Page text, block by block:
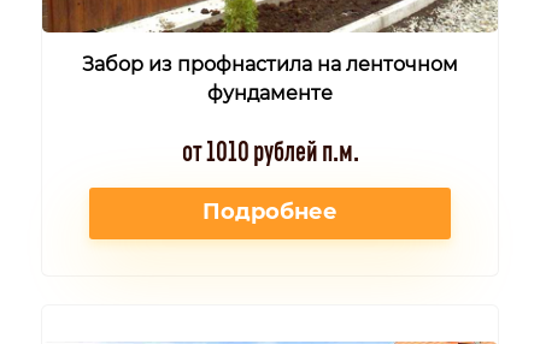
Забор из профнастила на ленточном
фундаменте
от 1010 рублей п.м.
Подробнее